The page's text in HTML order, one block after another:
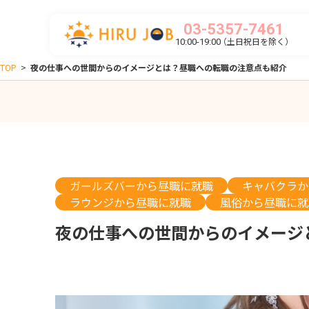
03-5357-7461
10:00-19:00（土日祝日を除く）
TOP > 夜の仕事への世間からのイメージとは？昼職への転職の注意点も紹介
ガールズバーから昼職に就職
キャバクラ
ラウンジから昼職に就職
風俗から昼職に
夜の仕事への世間からのイメー